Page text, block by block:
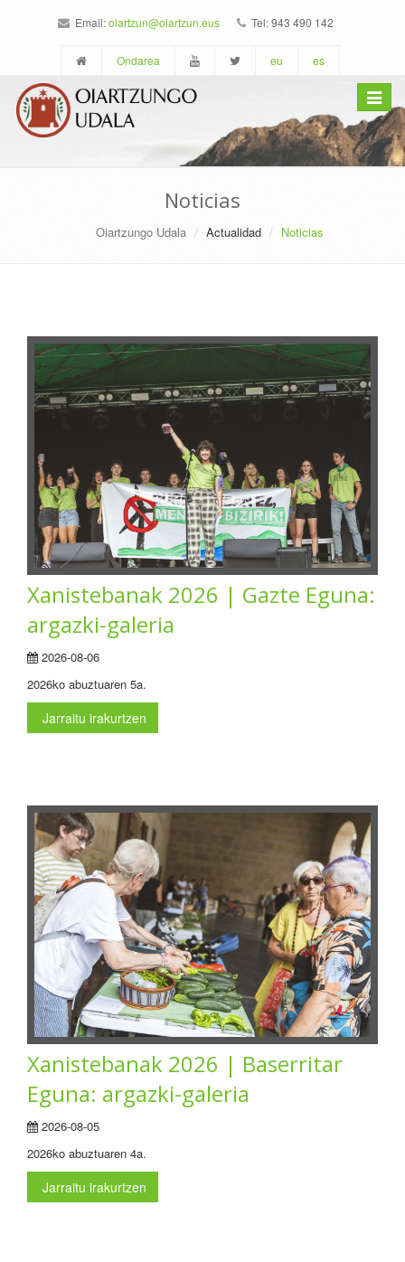
Email:oiartzun@oiartzun.eus Tel: 943 490 142
Ondarea eu es
Toggle
Noticias
Oiartzungo Udala Actualidad Noticias
Xanistebanak 2026 | Gazte Eguna:
argazki-galeria
2026-08-06
2026ko abuztuaren 5a.
Jarraitu irakurtzen
Xanistebanak 2026 | Baserritar
Eguna: argazki-galeria
2026-08-05
2026ko abuztuaren 4a.
Jarraitu irakurtzen